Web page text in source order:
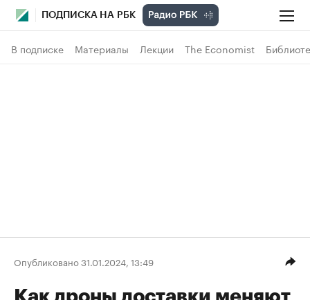
ПОДПИСКА НА РБК
В подписке Материалы Лекции The Economist
Опубликовано 31.01.2024, 13:49